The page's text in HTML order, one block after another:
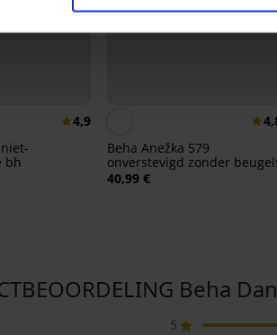
4,9
niet-
bh
Beha Anežka 579
onverstevigd zonder
40,99 €
Beha
5